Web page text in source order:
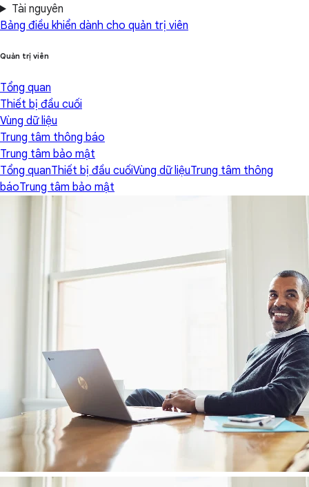
Tài nguyên
Bảng điều khiển dành cho quản trị viên
Quản trị viên
Tổng quan
Thiết bị đầu cuối
Vùng dữ liệu
Trung tâm thông báo
Trung tâm bảo mật
Tổng quanThiết bị đầu cuốiVùng dữ liệuTrung tâm thông
báoTrung tâm bảo mật